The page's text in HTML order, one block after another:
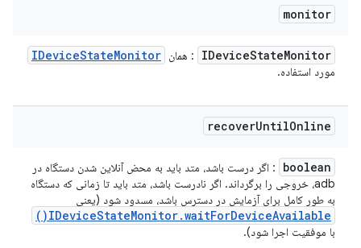
monitor
IDeviceStateMonitor : همان IDeviceStateMonitor
مورد استفاده.
recoverUntilOnline
boolean
: اگر درست باشد، متد باید به محض آنلاین شدن دستگاه در
adb، خروجی را برگرداند. اگر نادرست باشد، متد باید تا زمانی که دستگاه
به طور کامل برای آزمایش در دسترس باشد، مسدود شود (یعنی
IDeviceStateMonitor.waitForDeviceAvailable(
)
با موفقیت اجرا شود).